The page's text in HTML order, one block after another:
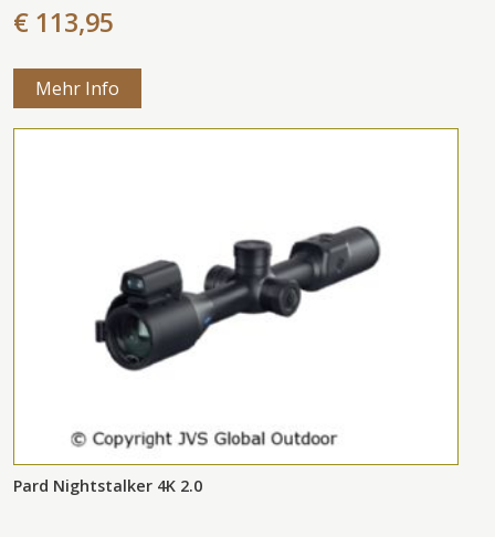
€ 113,95
Mehr Info
Pard Nightstalker 4K 2.0